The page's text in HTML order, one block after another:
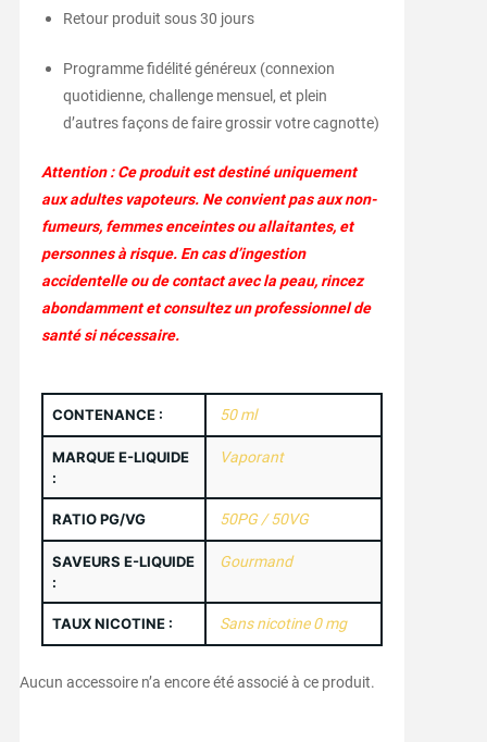
Retour produit sous 30 jours
Programme fidélité généreux (connexion
quotidienne, challenge mensuel, et plein
d’autres façons de faire grossir votre cagnotte)
Attention : Ce produit est destiné uniquement
aux adultes vapoteurs. Ne convient pas aux non-
fumeurs, femmes enceintes ou allaitantes, et
personnes à risque. En cas d’ingestion
accidentelle ou de contact avec la peau, rincez
abondamment et consultez un professionnel de
santé si nécessaire.
CONTENANCE : 50 ml
MARQUE E-LIQUIDE
:
Vaporant
RATIO PG/VG 50PG / 50VG
SAVEURS E-LIQUIDE
:
Gourmand
TAUX NICOTINE : Sans nicotine 0 mg
Aucun accessoire n’a encore été associé à ce produit.